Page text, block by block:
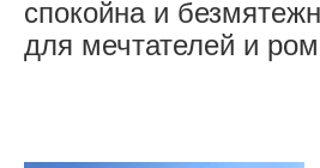
спокойна и
для мечтателей и